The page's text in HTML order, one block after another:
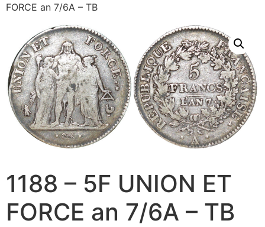
FORCE an 7/6A – TB
1188 – 5F UNION ET
FORCE an 7/6A – TB